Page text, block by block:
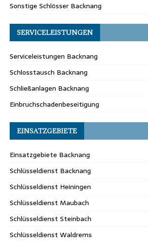
Sonstige Schlösser Backnang
SERVICELEISTUNGEN
Serviceleistungen Backnang
Schlosstausch Backnang
Schließanlagen Backnang
Einbruchschadenbeseitigung
EINSATZGEBIETE
Einsatzgebiete Backnang
Schlüsseldienst Backnang
Schlüsseldienst Heiningen
Schlüsseldienst Maubach
Schlüsseldienst Steinbach
Schlüsseldienst Waldrems